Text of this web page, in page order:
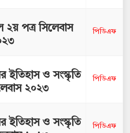
পত্র সিলেবাস
পিডিএফ
ইতিহাস ও সংস্কৃতি
২০২৩
পিডিএফ
ইতিহাস ও সংস্কৃতি
পিডিএফ